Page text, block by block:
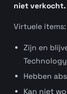
niet verkocht.
Virtuele items:
Zijn en
Hebben
Kan niet